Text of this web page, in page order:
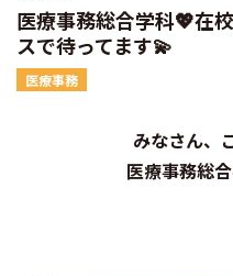
医療事務総合学科💖在
スで待ってます💫
医療事務
みなさん、
医療事務総